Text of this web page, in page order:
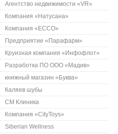
Агентство недвижимости «VR»
Компания «Натусана»
Компания «ECCO»
Предприятие «Парафарм»
Круизная компания «Инфофлот»
Разработка ПО ООО «Мадив»
книжный магазин «Буква»
Каляев шубы
СМ Клиника
Компания «CityToys»
Siberian Wellness